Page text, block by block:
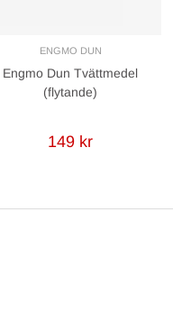
ENGMO DUN
Engmo Dun Tvättmedel
(flytande)
149 kr